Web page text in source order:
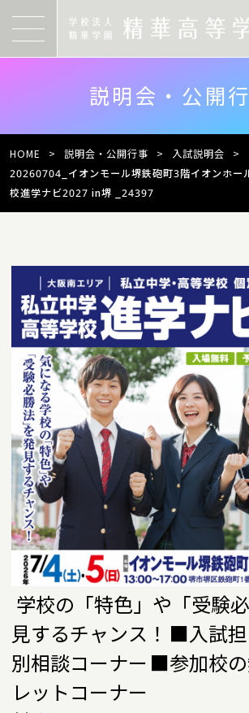
説明会・公開
HOME > 説明会・公開行事 > 入試説明会
>
20260704_イオンモール堺鉄砲町3階イオンホー
校進学ナビ2027 in堺 _24397
学校の「特色」や「受験
見するチャンス！ ■入試
別相談コーナー ■参加校
レットコーナー